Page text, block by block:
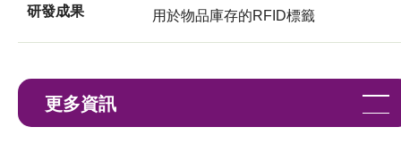
研發成果 用於物品庫存的RFID標籤
更多資訊